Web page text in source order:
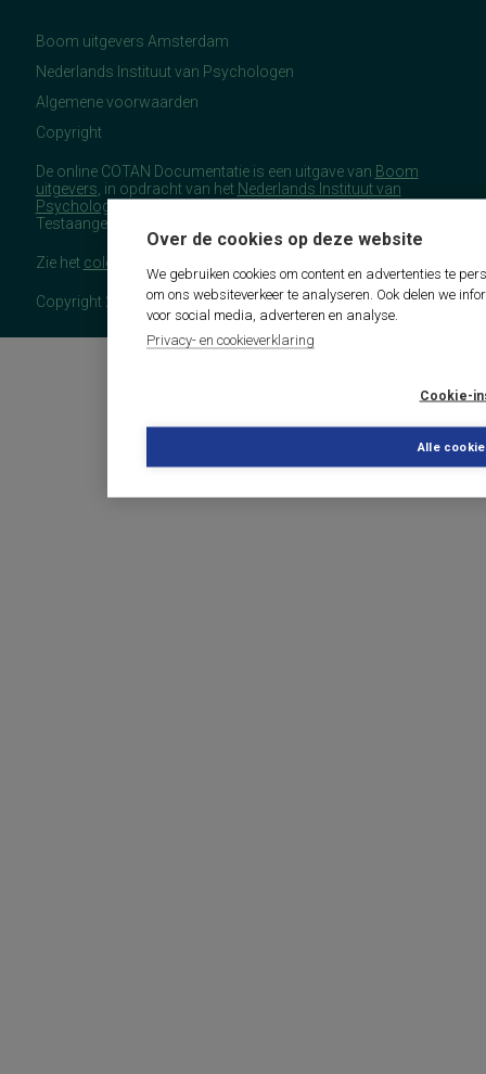
Over de cookies op deze website
We gebruiken cookies om content en advertenties te
om ons websiteverkeer te analyseren. Ook delen we
voor social media, adverteren en analyse.
Privacy- en cookieverklaring
Cookie-
Alle
Boom uitgevers Amsterdam
Nederlands Instituut van Psychologen
Algemene voorwaarden
Copyright
De online COTAN Documentatie is een uitgave van Boom
uitgevers , in opdracht van het Nederlands Instituut van
Psychologen(NIP), namens de Commissie
Testaangelegenheden Nederland (COTAN).
Zie het colofon
Copyright 2026 - COTAN Documentatie